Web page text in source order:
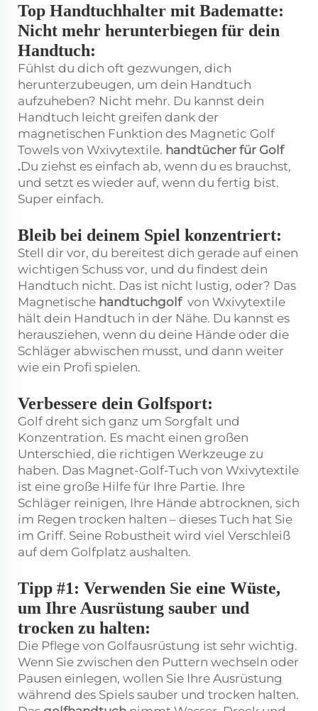
Top Handtuchhalter mit Badematte:
Nicht mehr herunterbiegen für dein
Handtuch:
Fühlst du dich oft gezwungen, dich
herunterzubeugen, um dein Handtuch
aufzuheben? Nicht mehr. Du kannst dein
Handtuch leicht greifen dank der
magnetischen Funktion des Magnetic Golf
Towels von Wxivytextile. handtücher für Golf
.Du ziehst es einfach ab, wenn du es brauchst,
und setzt es wieder auf, wenn du fertig bist.
Super einfach.
Bleib bei deinem Spiel konzentriert:
Stell dir vor, du bereitest dich gerade auf einen
wichtigen Schuss vor, und du findest dein
Handtuch nicht. Das ist nicht lustig, oder? Das
Magnetische handtuchgolf von Wxivytextile
hält dein Handtuch in der Nähe. Du kannst es
herausziehen, wenn du deine Hände oder die
Schläger abwischen musst, und dann weiter
wie ein Profi spielen.
Verbessere dein Golfsport:
Golf dreht sich ganz um Sorgfalt und
Konzentration. Es macht einen großen
Unterschied, die richtigen Werkzeuge zu
haben. Das Magnet-Golf-Tuch von Wxivytextile
ist eine große Hilfe für Ihre Partie. Ihre
Schläger reinigen, Ihre Hände abtrocknen, sich
im Regen trocken halten – dieses Tuch hat Sie
im Griff. Seine Robustheit wird viel Verschleiß
auf dem Golfplatz aushalten.
Tipp #1: Verwenden Sie eine Wüste,
um Ihre Ausrüstung sauber und
trocken zu halten:
Die Pflege von Golfausrüstung ist sehr wichtig.
Wenn Sie zwischen den Puttern wechseln oder
Pausen einlegen, wollen Sie Ihre Ausrüstung
während des Spiels sauber und trocken halten.